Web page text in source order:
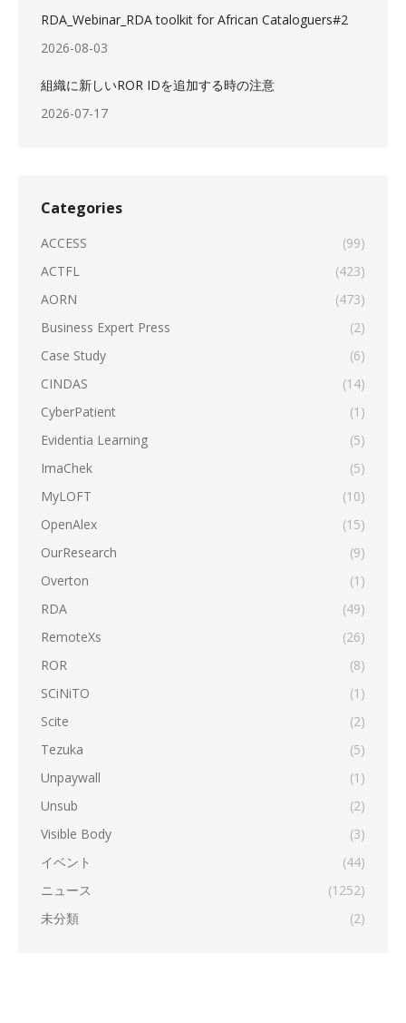
RDA_Webinar_RDA toolkit for African Cataloguers#2
2026-08-03
組織に新しいROR IDを追加する時の注意
2026-07-17
Categories
ACCESS
(99)
ACTFL
(423)
AORN
(473)
Business Expert Press
(2)
Case Study
(6)
CINDAS
(14)
CyberPatient
(1)
Evidentia Learning
(5)
ImaChek
(5)
MyLOFT
(10)
OpenAlex
(15)
OurResearch
(9)
Overton
(1)
RDA
(49)
RemoteXs
(26)
ROR
(8)
SCiNiTO
(1)
Scite
(2)
Tezuka
(5)
Unpaywall
(1)
Unsub
(2)
Visible Body
(3)
イベント
(44)
ニュース
(1252)
未分類
(2)